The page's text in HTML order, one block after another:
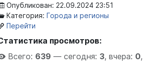
Опубликован: 22.09.2024 23:51
Категория: Города и регионы
Перейти
просмотров:
Всего: 639 — сегодня: 3, вчера: 0,